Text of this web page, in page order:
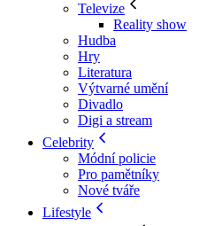
Televize
Reality show
Hudba
Hry
Literatura
Výtvarné umění
Divadlo
Digi a stream
Celebrity
Módní policie
Pro pamětníky
Nové tváře
Lifestyle